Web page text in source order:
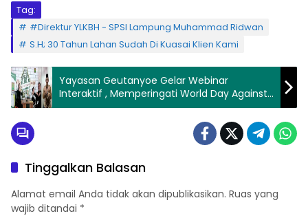
Tag:
#Direktur YLKBH - SPSI Lampung Muhammad Ridwan
S.H; 30 Tahun Lahan Sudah Di Kuasai Klien Kami
Yayasan Geutanyoe Gelar Webinar
Interaktif , Memperingati World Day Against
Trafficking in Persons 2025
Tinggalkan Balasan
Alamat email Anda tidak akan dipublikasikan. Ruas yang
wajib ditandai *